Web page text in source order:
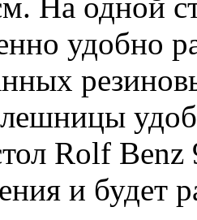
удобно
Rolf Benz
и будет